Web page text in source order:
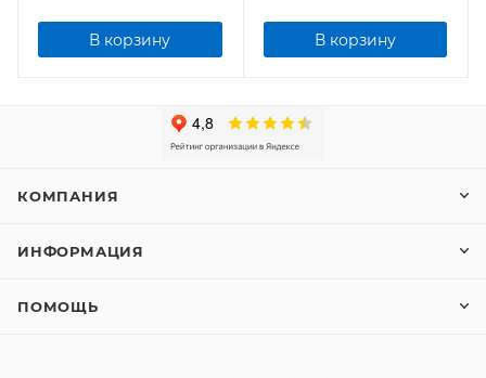
В корзину В корзину
КОМПАНИЯ
ИНФОРМАЦИЯ
ПОМОЩЬ